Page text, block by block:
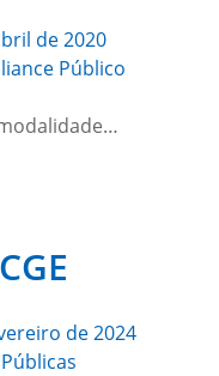
de 2020
Público
de 2024